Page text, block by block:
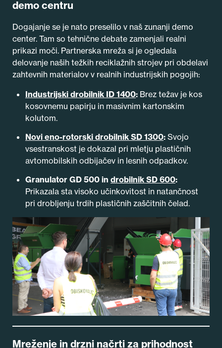
demo centru
Dogajanje se je nato preselilo v naš zunanji demo
center. Tam so tehnične debate zamenjali realni
prikazi moči. Partnerska mreža si je ogledala
delovanje naših težkih reciklažnih strojev pri obdelavi
zahtevnih materialov v realnih industrijskih pogojih:
Industrijski drobilnik ID 1400: Brez težav je kos
kosovnemu papirju in masivnim kartonskim
kolutom.
Novi eno-rotorski drobilnik SD 1300: Svojo
vsestranskost je dokazal pri mletju plastičnih
avtomobilskih odbijačev in lesnih odpadkov.
Granulator GD 500 in drobilnik SD 600:
Prikazala sta visoko učinkovitost in natančnost
pri drobljenju trdih plastičnih zaščitnih čelad.
Mreženje in drzni načrti za prihodnost